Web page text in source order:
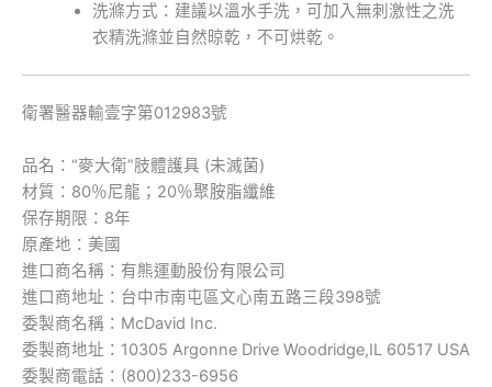
洗滌方式：建議以溫水手洗，可加入無刺激性之洗
衣精洗滌並自然晾乾，不可烘乾。
衛署醫器輸壹字第012983號
品名：“麥大衛”肢體護具 (未滅菌)
材質：80％尼龍；20％聚胺脂纖維
保存期限：8年
原產地：美國
進口商名稱：有熊運動股份有限公司
進口商地址：台中市南屯區文心南五路三段398號
委製商名稱：McDavid Inc.
委製商地址：10305 Argonne Drive Woodridge,IL 60517 USA
委製商電話：(800)233-6956